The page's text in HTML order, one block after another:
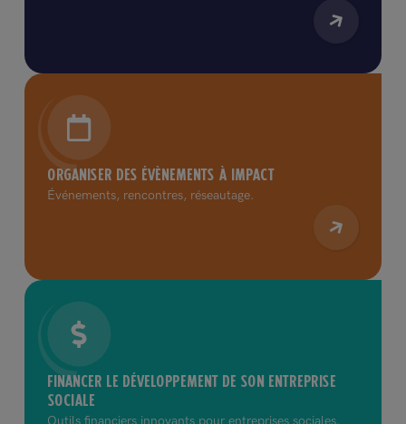
ORGANISER DES ÉVÈNEMENTS À IMPACT
Événements, rencontres, réseautage.
FINANCER LE DÉVELOPPEMENT DE SON ENTREPRISE
SOCIALE
Outils financiers innovants pour entreprises sociales.